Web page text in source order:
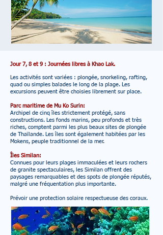
Jour 7, 8 et 9 : Journées libres à Khao Lak.
Les activités sont variées : plongée, snorkeling, rafting,
quad ou simples balades le long de la plage. Les
excursions peuvent être choisies librement sur place.
Parc maritime de Mu Ko Surin:
Archipel de cinq îles strictement protégé, sans
constructions. Les fonds marins, peu profonds et très
riches, comptent parmi les plus beaux sites de plongée
de Thaïlande. Les îles sont également habitées par les
Mokens, peuple traditionnel de la mer.
Îles Similan:
Connues pour leurs plages immaculées et leurs rochers
de granite spectaculaires, les Similan offrent des
paysages remarquables et des spots de plongée réputés,
malgré une fréquentation plus importante.
Prévoir une protection solaire respectueuse des coraux.